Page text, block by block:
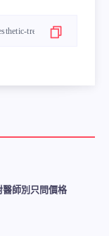
師別只問價格